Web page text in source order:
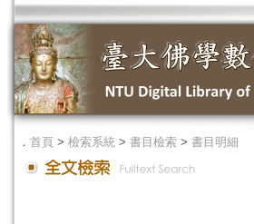
． 首頁 > 檢索系統 > 書目檢索 > 書目明細